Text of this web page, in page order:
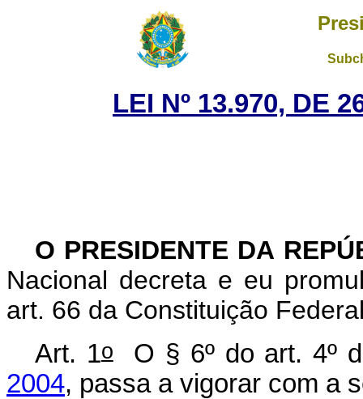
LEI Nº 13.970, DE
O PRESIDENTE DA
Nacional decreta e eu
art. 66 da Constituição
Art. 1oO § 6º do art. 4º
2004, passa a vigorar com a